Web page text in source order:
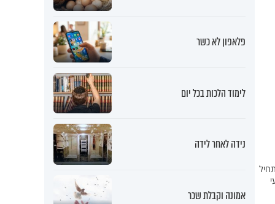
פלאפון לא כשר
לימוד הלכות בכל יום
נידה לאחר לידה
אמונה וקבלת שכר